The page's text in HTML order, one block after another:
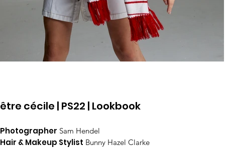
être cécile | PS22 | Lookbook
Photographer Sam Hendel
Hair & Makeup Stylist Bunny Hazel Clarke